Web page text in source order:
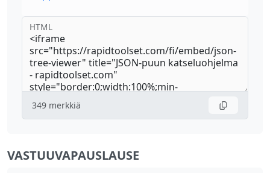
HTML
349 merkkiä
VASTUUVAPAUSLAUSE